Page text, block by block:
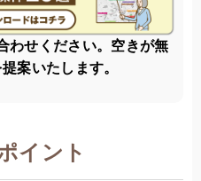
わせください。空きが無
案いたします。
イント